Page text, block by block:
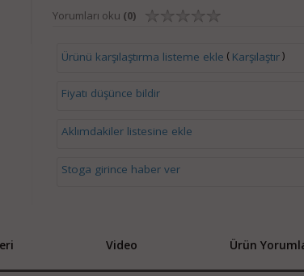
Yorumları oku (0)
Ürünü karşılaştırma listeme ekle ( Karşılaştır)
Fiyatı düşünce bildir
Aklımdakiler listesine ekle
Stoga girince haber ver
Video Ürün